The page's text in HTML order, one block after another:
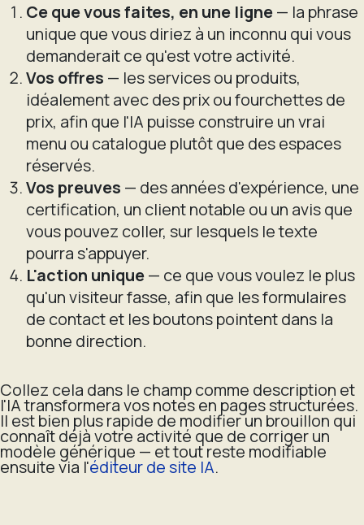
Ce que vous faites, en une ligne— la phrase
unique que vous diriez à un inconnu qui vous
demanderait ce qu'est votre activité.
Vos offres — les services ou produits,
idéalement avec des prix ou fourchettes de
prix, afin que l'IA puisse construire un vrai
menu ou catalogue plutôt que des espaces
réservés.
Vos preuves — des années d'expérience, une
certification, un client notable ou un avis que
vous pouvez coller, sur lesquels le texte
pourra s'appuyer.
L'action unique— ce que vous voulez le plus
qu'un visiteur fasse, afin que les formulaires
de contact et les boutons pointent dans la
bonne direction.
Collez cela dans le champ comme description et
l'IA transformera vos notes en pages structurées.
Il est bien plus rapide de modifier un brouillon qui
connaît déjà votre activité que de corriger un
modèle générique — et tout reste modifiable
ensuite via l'éditeur de site IA.